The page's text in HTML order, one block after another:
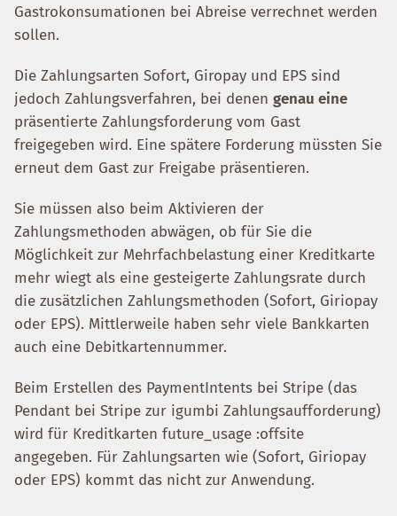
Gastrokonsumationen bei Abreise verrechnet werden
sollen.
Die Zahlungsarten Sofort, Giropay und EPS sind
jedoch Zahlungsverfahren, bei denen genau eine
präsentierte Zahlungsforderung vom Gast
freigegeben wird. Eine spätere Forderung müssten Sie
erneut dem Gast zur Freigabe präsentieren.
Sie müssen also beim Aktivieren der
Zahlungsmethoden abwägen, ob für Sie die
Möglichkeit zur Mehrfachbelastung einer Kreditkarte
mehr wiegt als eine gesteigerte Zahlungsrate durch
die zusätzlichen Zahlungsmethoden (Sofort, Giriopay
oder EPS). Mittlerweile haben sehr viele Bankkarten
auch eine Debitkartennummer.
Beim Erstellen des PaymentIntents bei Stripe (das
Pendant bei Stripe zur igumbi Zahlungsaufforderung)
wird für Kreditkarten future_usage :offsite
angegeben. Für Zahlungsarten wie (Sofort, Giriopay
oder EPS) kommt das nicht zur Anwendung.